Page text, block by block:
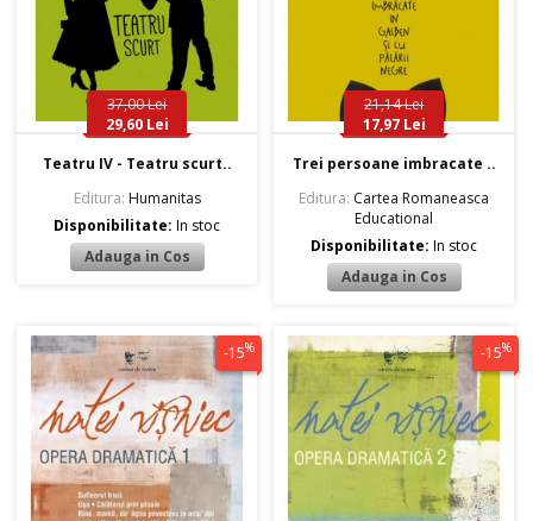
37,00 Lei
29,60 Lei
Teatru IV - Teatru scurt..
Editura: Humanitas
Disponibilitate:In stoc
21,14 Lei
17,97 Lei
Trei persoane imbracate ..
Editura: Cartea Romaneasca
Educational
Disponibilitate:In stoc
-15% -15%